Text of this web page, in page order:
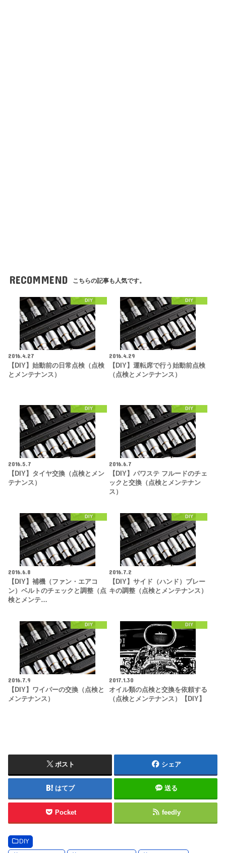
RECOMMEND こちらの記事も人気です。
DIY
2016.4.27
【DIY】始動前の日常点検（点検
とメンテナンス）
DIY
2016.4.29
【DIY】運転席で行う始動前点検
（点検とメンテナンス）
DIY
2016.5.7
【DIY】タイヤ交換（点検とメン
テナンス）
DIY
2016.6.7
【DIY】パワステ フルードのチェ
ックと交換（点検とメンテナン
ス）
DIY
2016.6.8
【DIY】補機（ファン・エアコ
ン）ベルトのチェックと調整（点
検とメンテ…
DIY
2016.7.2
【DIY】サイド（ハンド）ブレー
キの調整（点検とメンテナンス）
DIY
2016.7.9
【DIY】ワイパーの交換（点検と
メンテナンス）
DIY
2017.1.30
オイル類の点検と交換を依頼する
（点検とメンテナンス）【DIY】
ポスト シェア
はてブ 送る
Pocket feedly
DIY